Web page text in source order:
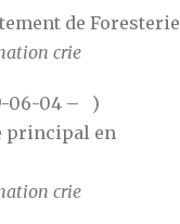
de Foresterie
crie
06-04 – )
principal en
crie